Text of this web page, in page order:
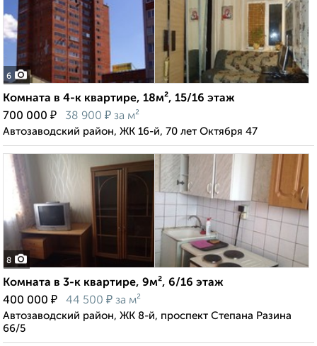
6
Комната в 4-к квартире, 18м², 15/16 этаж
700 000 ₽ 38 900 ₽ за м²
Автозаводский район, ЖК 16-й, 70 лет Октября 47
8
Комната в 3-к квартире, 9м², 6/16 этаж
400 000 ₽ 44 500 ₽ за м²
Автозаводский район, ЖК 8-й, проспект Степана Разина
66/5